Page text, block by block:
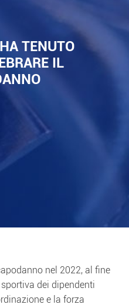
TENUTO
IL
nel 2022, al fine
dei dipendenti
e la forza